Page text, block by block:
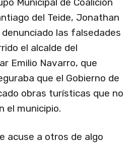
del Teide, Jonathan
las falsedades
el alcalde del
Emilio Navarro, que
que el Gobierno de
obras turísticas que no
el municipio.
acuse a otros de algo